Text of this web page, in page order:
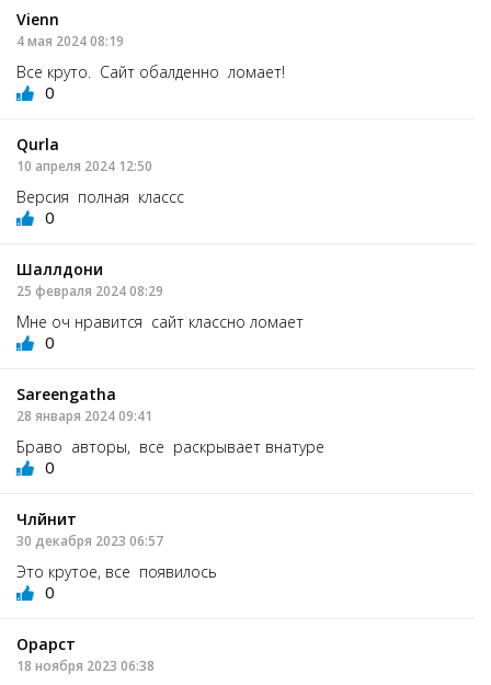
Vienn
4 мая 2024 08:19
Все круто. Сайт обалденно ломает!
0
Qurla
10 апреля 2024 12:50
Версия полная классс
0
Шаллдони
25 февраля 2024 08:29
Мне оч нравится сайт классно ломает
0
Sareengatha
28 января 2024 09:41
Браво авторы, все раскрывает внатуре
0
Члйнит
30 декабря 2023 06:57
Это крутое, все появилось
0
Орарст
18 ноября 2023 06:38